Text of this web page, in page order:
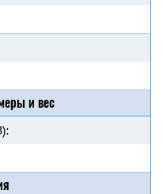
и вес